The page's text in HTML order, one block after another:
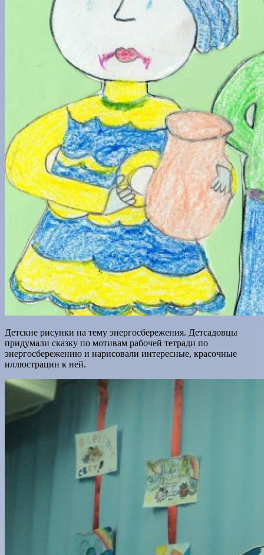
Детские рисунки на тему энергосбережения. Детсадовцы
придумали сказку по мотивам рабочей тетради по
энергосбережению и нарисовали интересные, красочные
иллюстрации к ней.